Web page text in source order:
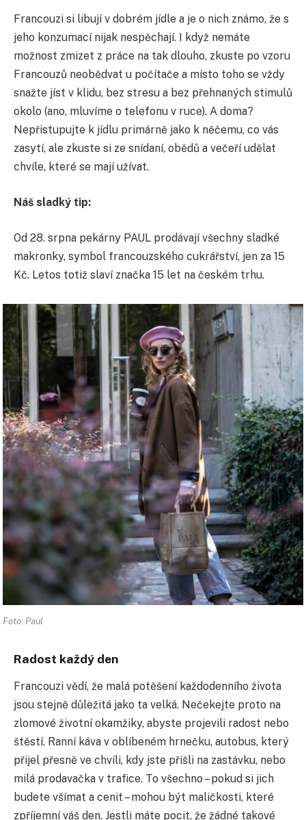
Francouzi si libují v dobrém jídle a je o nich známo, že s
jeho konzumací nijak nespěchají. I když nemáte
možnost zmizet z práce na tak dlouho, zkuste po vzoru
Francouzů neobědvat u počítače a místo toho se vždy
snažte jíst v klidu, bez stresu a bez přehnaných stimulů
okolo (ano, mluvíme o telefonu v ruce). A doma?
Nepřistupujte k jídlu primárně jako k něčemu, co vás
zasytí, ale zkuste si ze snídaní, obědů a večeří udělat
chvíle, které se mají užívat.
Náš sladký tip:
Od 28. srpna pekárny PAUL prodávají všechny sladké
makronky, symbol francouzského cukrářství, jen za 15
Kč. Letos totiž slaví značka 15 let na českém trhu.
Foto: Paul
Radost každý den
Francouzi vědí, že malá potěšení každodenního života
jsou stejně důležitá jako ta velká. Nečekejte proto na
zlomové životní okamžiky, abyste projevili radost nebo
štěstí. Ranní káva v oblíbeném hrnečku, autobus, který
přijel přesně ve chvíli, kdy jste přišli na zastávku, nebo
milá prodavačka v trafice. To všechno – pokud si jich
budete všímat a cenit – mohou být maličkosti, které
zpříjemní váš den. Jestli máte pocit, že žádné takové